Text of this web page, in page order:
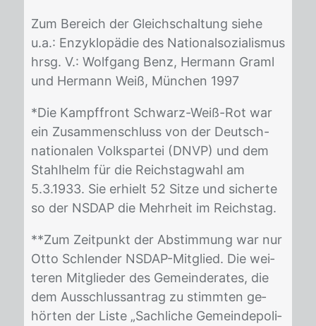
Zum Be­reich der Gleich­schal­tung sie­he
u.a.: En­zy­klo­pä­die des Na­tio­nal­so­zia­lis­mus
hrsg. V.: Wolf­gang Benz, Her­mann Graml
und Her­mann Weiß, Mün­chen 1997
*Die Kampf­front Schwarz-Weiß-Rot war
ein Zu­sam­men­schluss von der Deutsch-
na­tio­na­len Volks­par­tei (DNVP) und dem
Stahl­helm für die Reichs­tag­wahl am
5.3.1933. Sie er­hielt 52 Sit­ze und si­cher­te
so der NS­DAP die Mehr­heit im Reichs­tag.
**Zum Zeit­punkt der Ab­stim­mung war nur
Otto Schlen­der NS­DAP-Mit­glied. Die wei­
te­ren Mit­glie­der des Ge­mein­de­ra­tes, die
dem Aus­schluss­an­trag zu stimm­ten ge­
hör­ten der Lis­te „Sach­li­che Ge­mein­de­po­li­